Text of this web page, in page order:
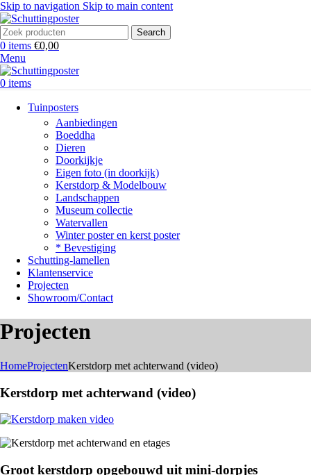
Skip to navigation Skip to main content
Search
0 items €0,00
Menu
0 items
Tuinposters
Aanbiedingen
Boeddha
Dieren
Doorkijkje
Eigen foto (in doorkijk)
Kerstdorp & Modelbouw
Landschappen
Museum collectie
Watervallen
Winter poster en kerst poster
* Bevestiging
Schutting-lamellen
Klantenservice
Projecten
Showroom/Contact
Projecten
HomeProjectenKerstdorp met achterwand (video)
Kerstdorp met achterwand (video)
Groot kerstdorp opgebouwd uit mini-dorpjes